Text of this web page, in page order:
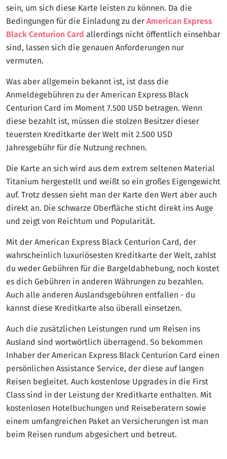
sein, um sich diese Karte leisten zu können. Da die
Bedingungen für die Einladung zu der American Express
Black Centurion Card allerdings nicht öffentlich einsehbar
sind, lassen sich die genauen Anforderungen nur
vermuten.
Was aber allgemein bekannt ist, ist dass die
Anmeldegebühren zu der American Express Black
Centurion Card im Moment 7.500 USD betragen. Wenn
diese bezahlt ist, müssen die stolzen Besitzer dieser
teuersten Kreditkarte der Welt mit 2.500 USD
Jahresgebühr für die Nutzung rechnen.
Die Karte an sich wird aus dem extrem seltenen Material
Titanium hergestellt und weißt so ein großes Eigengewicht
auf. Trotz dessen sieht man der Karte den Wert aber auch
direkt an. Die schwarze Oberfläche sticht direkt ins Auge
und zeigt von Reichtum und Popularität.
Mit der American Express Black Centurion Card, der
wahrscheinlich luxuriösesten Kreditkarte der Welt, zahlst
du weder Gebühren für die Bargeldabhebung, noch kostet
es dich Gebühren in anderen Währungen zu bezahlen.
Auch alle anderen Auslandsgebühren entfallen - du
kannst diese Kreditkarte also überall einsetzen.
Auch die zusätzlichen Leistungen rund um Reisen ins
Ausland sind wortwörtlich überragend. So bekommen
Inhaber der American Express Black Centurion Card einen
persönlichen Assistance Service, der diese auf langen
Reisen begleitet. Auch kostenlose Upgrades in die First
Class sind in der Leistung der Kreditkarte enthalten. Mit
kostenlosen Hotelbuchungen und Reiseberatern sowie
einem umfangreichen Paket an Versicherungen ist man
beim Reisen rundum abgesichert und betreut.